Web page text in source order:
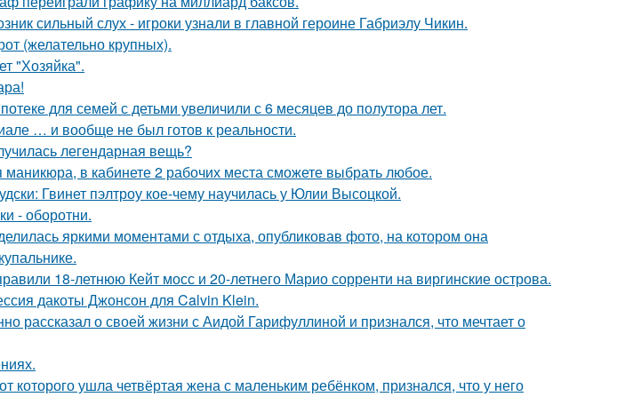
сильный слух - игроки узнали в главной героине Габриэлу Чикин.
(желательно крупных).
"Хозяйка".
для семей с детьми увеличили с 6 месяцев до полутора лет.
… и вообще не был готов к реальности.
легендарная вещь?
в кабинете 2 рабочих места сможете выбрать любое.
Гвинет пэлтроу кое-чему научилась у Юлии Высоцкой.
- оборотни.
яркими моментами с отдыха, опубликовав фото, на котором она
18-летнюю Кейт мосс и 20-летнего Марио сорренти на виргинские острова.
дакоты Джонсон для Calvin Klein.
рассказал о своей жизни с Аидой Гарифуллиной и признался, что мечтает о
которого ушла четвёртая жена с маленьким ребёнком, признался, что у него